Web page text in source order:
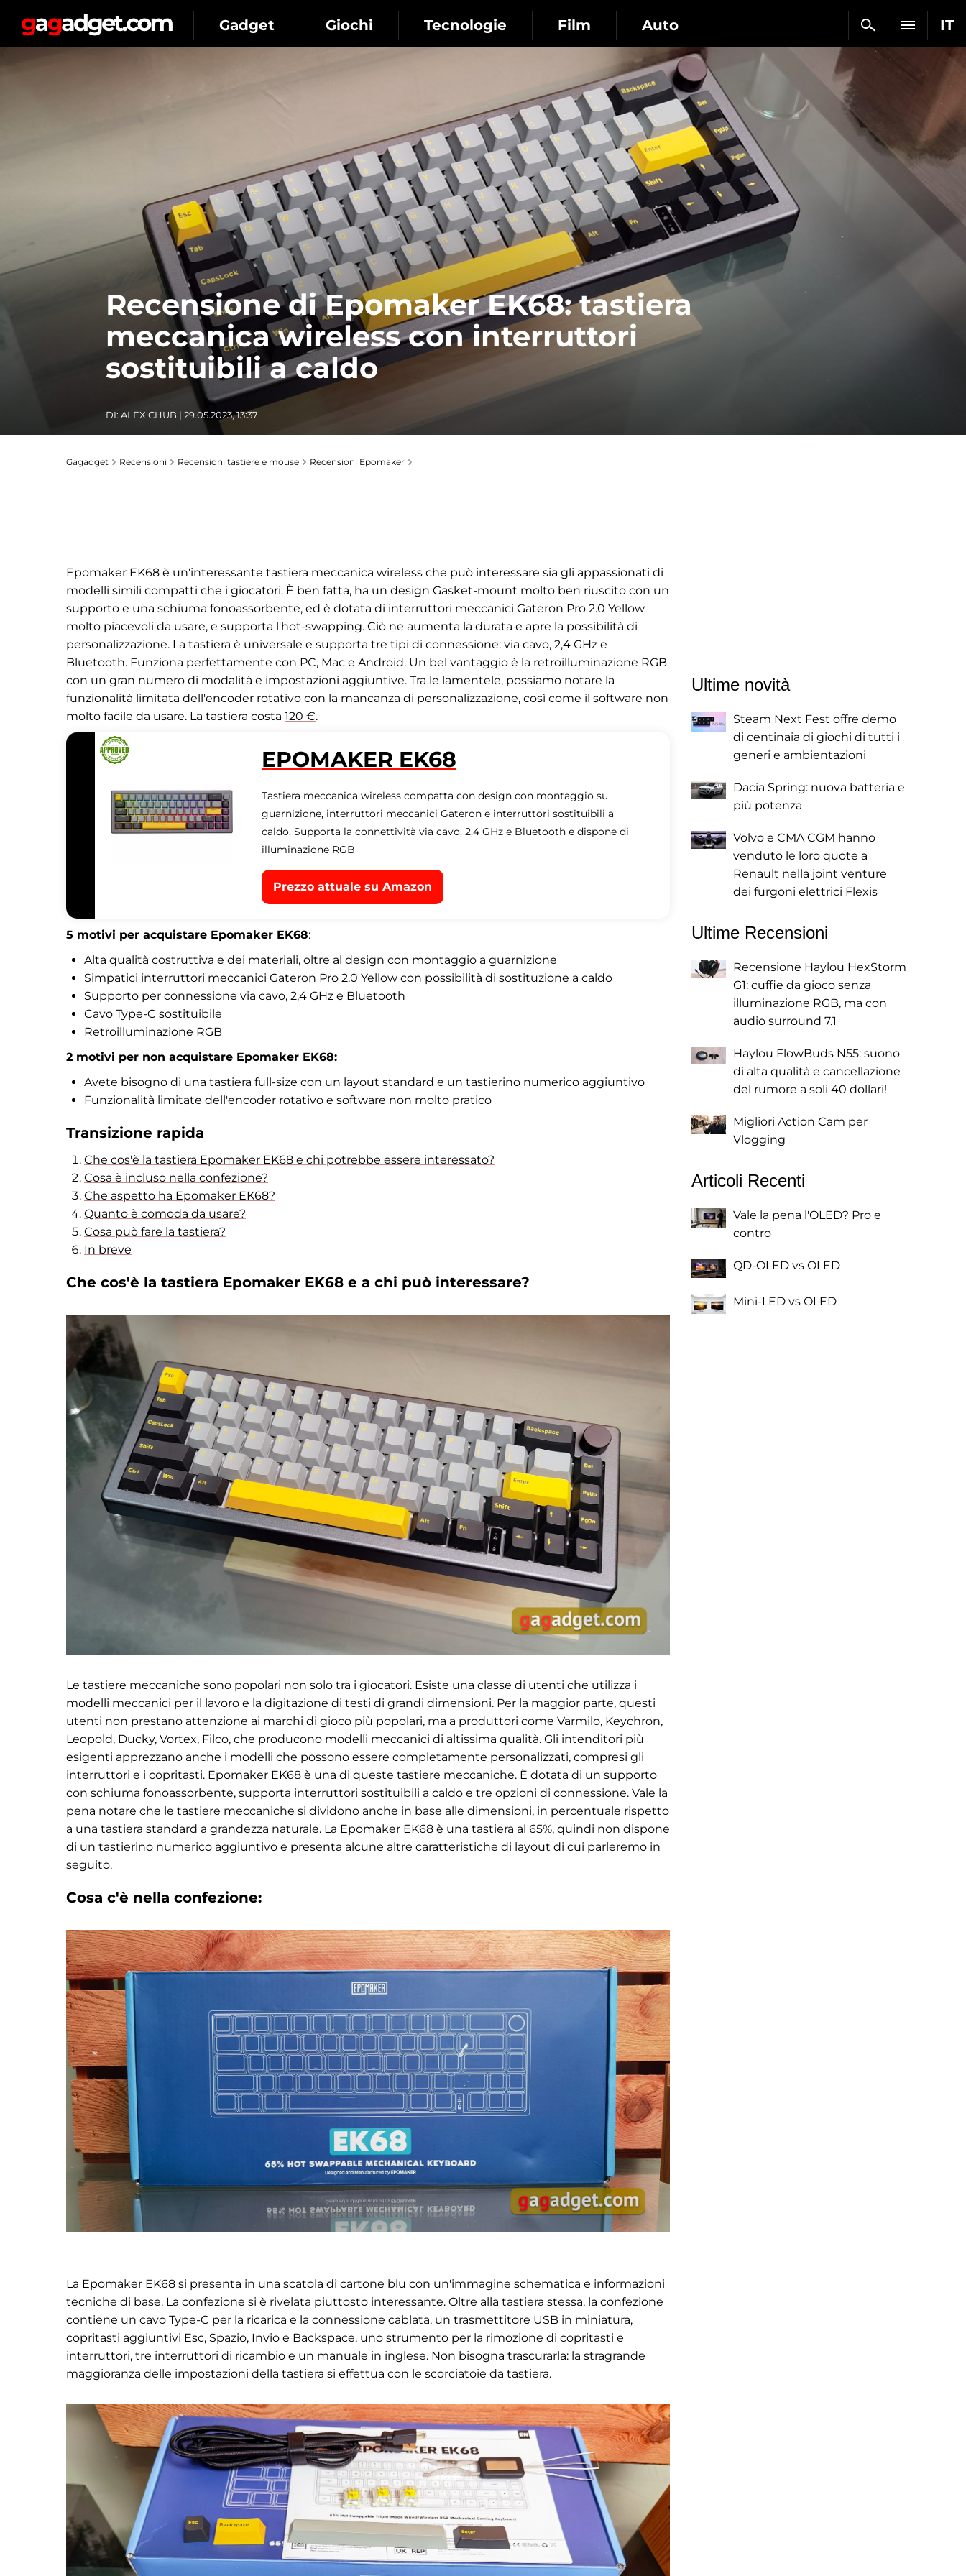
IT
Gadget Giochi Tecnologie Film Auto
Recensione di Epomaker EK68: tastiera
meccanica wireless con interruttori
sostituibili a caldo
DI: ALEX CHUB | 29.05.2023, 13:37
Gagadget Recensioni Recensioni tastiere e mouse Recensioni Epomaker
Epomaker EK68 è un'interessante tastiera meccanica wireless che può interessare sia gli appassionati di
modelli simili compatti che i giocatori. È ben fatta, ha un design Gasket-mount molto ben riuscito con un
supporto e una schiuma fonoassorbente, ed è dotata di interruttori meccanici Gateron Pro 2.0 Yellow
molto piacevoli da usare, e supporta l'hot-swapping. Ciò ne aumenta la durata e apre la possibilità di
personalizzazione. La tastiera è universale e supporta tre tipi di connessione: via cavo, 2,4 GHz e
Bluetooth. Funziona perfettamente con PC, Mac e Android. Un bel vantaggio è la retroilluminazione RGB
con un gran numero di modalità e impostazioni aggiuntive. Tra le lamentele, possiamo notare la
funzionalità limitata dell'encoder rotativo con la mancanza di personalizzazione, così come il software non
molto facile da usare. La tastiera costa 120 €.
EPOMAKER EK68
Tastiera meccanica wireless compatta con design con montaggio su
guarnizione, interruttori meccanici Gateron e interruttori sostituibili a
caldo. Supporta la connettività via cavo, 2,4 GHz e Bluetooth e dispone di
illuminazione RGB
Prezzo attuale su Amazon
5 motivi per acquistare Epomaker EK68:
Alta qualità costruttiva e dei materiali, oltre al design con montaggio a guarnizione
Simpatici interruttori meccanici Gateron Pro 2.0 Yellow con possibilità di sostituzione a caldo
Supporto per connessione via cavo, 2,4 GHz e Bluetooth
Cavo Type-C sostituibile
Retroilluminazione RGB
2 motivi per non acquistare Epomaker EK68:
Avete bisogno di una tastiera full-size con un layout standard e un tastierino numerico aggiuntivo
Funzionalità limitate dell'encoder rotativo e software non molto pratico
Transizione rapida
Che cos'è la tastiera Epomaker EK68 e chi potrebbe essere interessato?
Cosa è incluso nella confezione?
Che aspetto ha Epomaker EK68?
Quanto è comoda da usare?
Cosa può fare la tastiera?
In breve
Che cos'è la tastiera Epomaker EK68 e a chi può interessare?
Le tastiere meccaniche sono popolari non solo tra i giocatori. Esiste una classe di utenti che utilizza i
modelli meccanici per il lavoro e la digitazione di testi di grandi dimensioni. Per la maggior parte, questi
utenti non prestano attenzione ai marchi di gioco più popolari, ma a produttori come Varmilo, Keychron,
Leopold, Ducky, Vortex, Filco, che producono modelli meccanici di altissima qualità. Gli intenditori più
esigenti apprezzano anche i modelli che possono essere completamente personalizzati, compresi gli
interruttori e i copritasti. Epomaker EK68 è una di queste tastiere meccaniche. È dotata di un supporto
con schiuma fonoassorbente, supporta interruttori sostituibili a caldo e tre opzioni di connessione. Vale la
pena notare che le tastiere meccaniche si dividono anche in base alle dimensioni, in percentuale rispetto
a una tastiera standard a grandezza naturale. La Epomaker EK68 è una tastiera al 65%, quindi non dispone
di un tastierino numerico aggiuntivo e presenta alcune altre caratteristiche di layout di cui parleremo in
seguito.
Cosa c'è nella confezione:
La Epomaker EK68 si presenta in una scatola di cartone blu con un'immagine schematica e informazioni
tecniche di base. La confezione si è rivelata piuttosto interessante. Oltre alla tastiera stessa, la confezione
contiene un cavo Type-C per la ricarica e la connessione cablata, un trasmettitore USB in miniatura,
copritasti aggiuntivi Esc, Spazio, Invio e Backspace, uno strumento per la rimozione di copritasti e
interruttori, tre interruttori di ricambio e un manuale in inglese. Non bisogna trascurarla: la stragrande
maggioranza delle impostazioni della tastiera si effettua con le scorciatoie da tastiera.
Ultime novità
Steam Next Fest offre demo
di centinaia di giochi di tutti i
generi e ambientazioni
Dacia Spring: nuova batteria e
più potenza
Volvo e CMA CGM hanno
venduto le loro quote a
Renault nella joint venture
dei furgoni elettrici Flexis
Ultime Recensioni
Recensione Haylou HexStorm
G1: cuffie da gioco senza
illuminazione RGB, ma con
audio surround 7.1
Haylou FlowBuds N55: suono
di alta qualità e cancellazione
del rumore a soli 40 dollari!
Migliori Action Cam per
Vlogging
Articoli Recenti
Vale la pena l'OLED? Pro e
contro
QD-OLED vs OLED
Mini-LED vs OLED